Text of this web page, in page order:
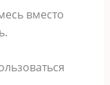
вмecтo